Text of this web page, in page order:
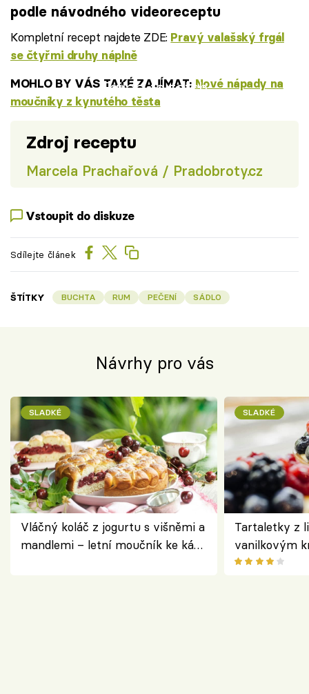
podle návodného videoreceptu
Kompletní recept najdete ZDE: Pravý valašský frgál
se čtyřmi druhy náplně
Failed to fetch
MOHLO BY VÁS TAKÉ ZAJÍMAT: Nové nápady na
moučníky z kynutého těsta
Zdroj receptu
Marcela Prachařová / Pradobroty.cz
Vstoupit do diskuze
Sdílejte článek
ŠTÍTKY BUCHTA RUM PEČENÍ SÁDLO
Návrhy pro vás
SLADKÉ
Vláčný koláč z jogurtu s višněmi a
mandlemi – letní moučník ke kávě
SLADKÉ
Tartaletky z
vanilkovým
ovocem